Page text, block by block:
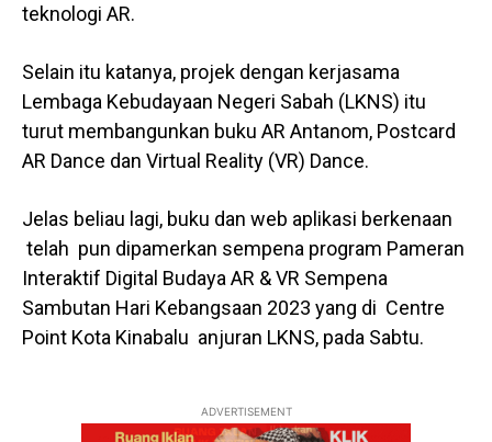
teknologi AR.
Selain itu katanya, projek dengan kerjasama
Lembaga Kebudayaan Negeri Sabah (LKNS) itu
turut membangunkan buku AR Antanom, Postcard
AR Dance dan Virtual Reality (VR) Dance.
Jelas beliau lagi, buku dan web aplikasi berkenaan
telah pun dipamerkan sempena program Pameran
Interaktif Digital Budaya AR & VR Sempena
Sambutan Hari Kebangsaan 2023 yang di Centre
Point Kota Kinabalu anjuran LKNS, pada Sabtu.
ADVERTISEMENT